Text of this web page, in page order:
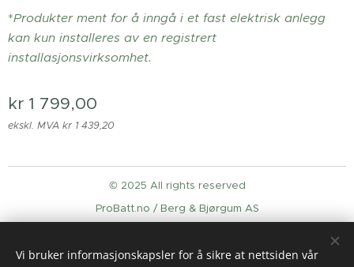
*Produkter ment for å inngå i et fast elektrisk anlegg
kan kun installeres av en registrert
installasjonsvirksomhet.
kr 1 799,00
ekskl. MVA kr 1 439,20
© 2025 All rights reserved
ProBatt.no / Berg & Bjørgum AS
Språk
Vi bruker informasjonskapsler for å sikre at nettsiden vår